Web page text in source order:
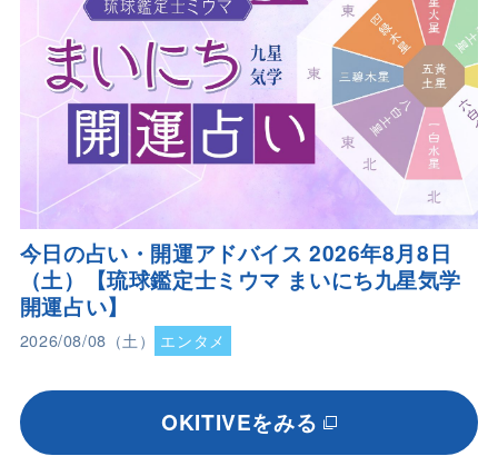
今日の占い・開運アドバイス 2026年8月8日
（土）【琉球鑑定士ミウマ まいにち九星気学
開運占い】
2026/08/08（土） エンタメ
OKITIVEをみる